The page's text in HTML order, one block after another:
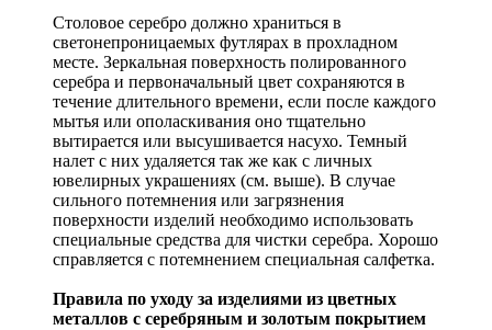
Столовое серебро должно храниться в
светонепроницаемых футлярах в прохладном
месте. Зеркальная поверхность полированного
серебра и первоначальный цвет сохраняются в
течение длительного времени, если после каждого
мытья или ополаскивания оно тщательно
вытирается или высушивается насухо. Темный
налет с них удаляется так же как с личных
ювелирных украшениях (см. выше). В случае
сильного потемнения или загрязнения
поверхности изделий необходимо использовать
специальные средства для чистки серебра. Хорошо
справляется с потемнением специальная салфетка.
Правила по уходу за изделиями из цветных
металлов с серебряным и золотым покрытием